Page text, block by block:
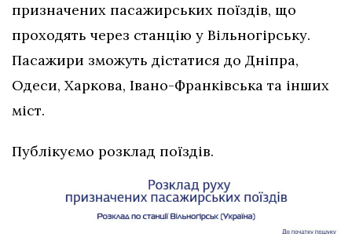
призначених пасажирських поїздів, що
проходять через станцію у Вільногірську.
Пасажири зможуть дістатися до Дніпра,
Одеси, Харкова, Івано-Франківська та інших
міст.
Публікуємо розклад поїздів.